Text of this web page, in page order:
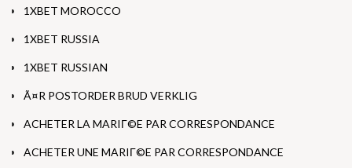
1XBET MOROCCO
1XBET RUSSIA
1XBET RUSSIAN
Ã¤R POSTORDER BRUD VERKLIG
ACHETER LA MARIГ©E PAR CORRESPONDANCE
ACHETER UNE MARIГ©E PAR CORRESPONDANCE